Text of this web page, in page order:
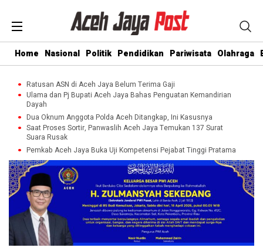
Home Nasional Politik Pendidikan Pariwisata Olahraga
Ratusan ASN di Aceh Jaya Belum Terima Gaji
Ulama dan Pj Bupati Aceh Jaya Bahas Penguatan Kemandirian
Dayah
Dua Oknum Anggota Polda Aceh Ditangkap, Ini Kasusnya
Saat Proses Sortir, Panwaslih Aceh Jaya Temukan 137 Surat
Suara Rusak
Pemkab Aceh Jaya Buka Uji Kompetensi Pejabat Tinggi Pratama